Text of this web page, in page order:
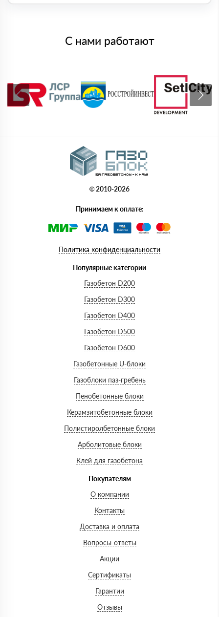
С нами работают
© 2010-2026
Принимаем к оплате:
Политика конфиденциальности
Популярные категории
Газобетон D200
Газобетон D300
Газобетон D400
Газобетон D500
Газобетон D600
Газобетонные U-блоки
Газоблоки паз-гребень
Пенобетонные блоки
Керамзитобетонные блоки
Полистиролбетонные блоки
Арболитовые блоки
Клей для газобетона
Покупателям
О компании
Контакты
Доставка и оплата
Вопросы-ответы
Акции
Сертификаты
Гарантии
Отзывы